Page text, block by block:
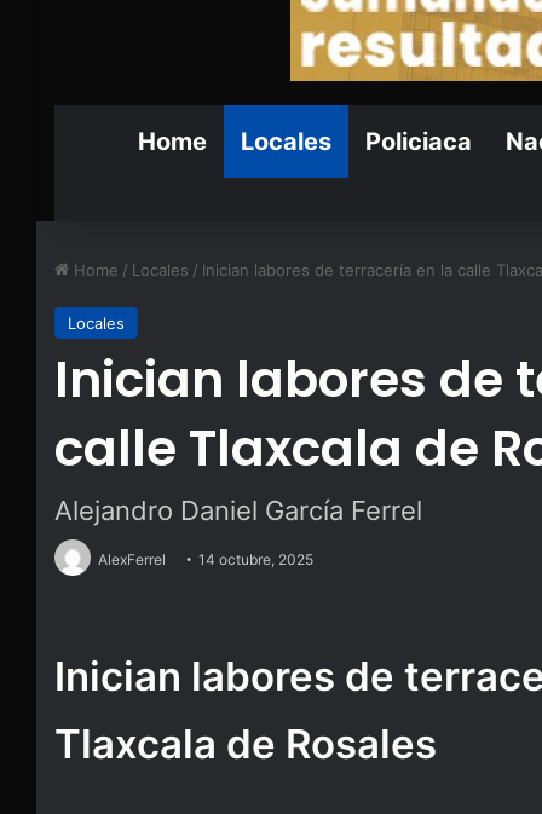
Home Locales Policiaca
Home / Locales / Inician labores de terracería en la calle
Locales
Inician labores de
calle Tlaxcala de
Alejandro Daniel García Ferrel
AlexFerrel 14 octubre, 2025
Inician labores de
Tlaxcala de Rosales